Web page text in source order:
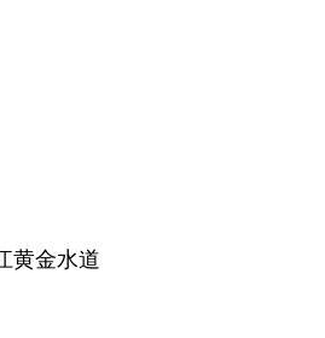
黄金水道